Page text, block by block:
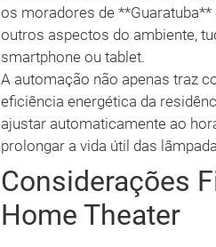
os moradores de
outros aspectos do ambiente,
smartphone ou tablet.
A automação não apenas traz
eficiência energética da
ajustar automaticamente ao
prolongar a vida útil das
Considerações
Home Theater